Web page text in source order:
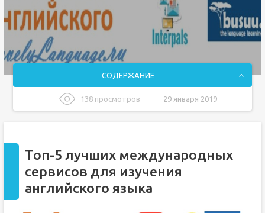
СОДЕРЖАНИЕ
138 просмотров 29 января 2019
ученика в учителя
2. Busuu – коммьюнити, где можно найти приятелей из
любой страны
3. Mylanguageexchange — множество уникальных
функций в одном месте
Топ-5 лучших международных
сервисов для изучения
английского языка